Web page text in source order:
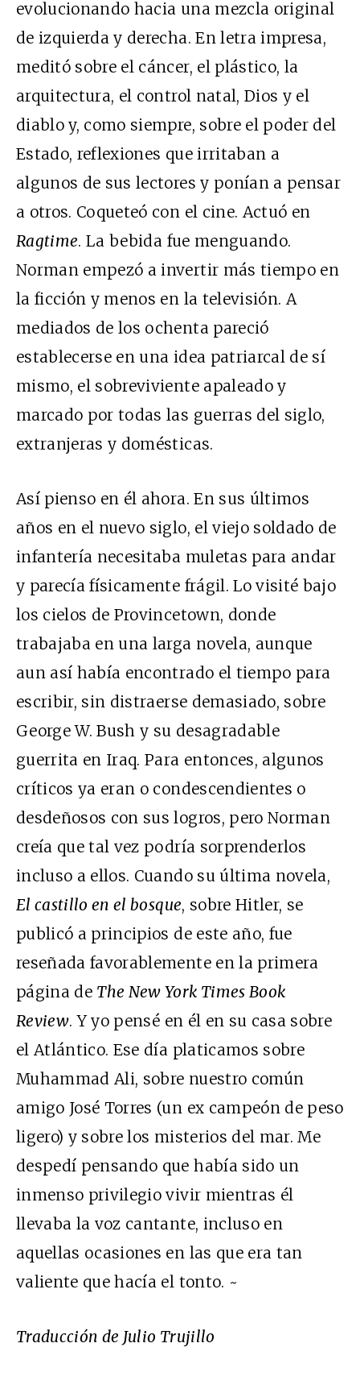
evolucionando hacia una mezcla original
de izquierda y derecha. En letra impresa,
meditó sobre el cáncer, el plástico, la
arquitectura, el control natal, Dios y el
diablo y, como siempre, sobre el poder del
Estado, reflexiones que irritaban a
algunos de sus lectores y ponían a pensar
a otros. Coqueteó con el cine. Actuó en
Ragtime. La bebida fue menguando.
Norman empezó a invertir más tiempo en
la ficción y menos en la televisión. A
mediados de los ochenta pareció
establecerse en una idea patriarcal de sí
mismo, el sobreviviente apaleado y
marcado por todas las guerras del siglo,
extranjeras y domésticas.
Así pienso en él ahora. En sus últimos
años en el nuevo siglo, el viejo soldado de
infantería necesitaba muletas para andar
y parecía físicamente frágil. Lo visité bajo
los cielos de Provincetown, donde
trabajaba en una larga novela, aunque
aun así había encontrado el tiempo para
escribir, sin distraerse demasiado, sobre
George W. Bush y su desagradable
guerrita en Iraq. Para entonces, algunos
críticos ya eran o condescendientes o
desdeñosos con sus logros, pero Norman
creía que tal vez podría sorprenderlos
incluso a ellos. Cuando su última novela,
El castillo en el bosque, sobre Hitler, se
publicó a principios de este año, fue
reseñada favorablemente en la primera
página de The New York Times Book
Review. Y yo pensé en él en su casa sobre
el Atlántico. Ese día platicamos sobre
Muhammad Ali, sobre nuestro común
amigo José Torres (un ex campeón de peso
ligero) y sobre los misterios del mar. Me
despedí pensando que había sido un
inmenso privilegio vivir mientras él
llevaba la voz cantante, incluso en
aquellas ocasiones en las que era tan
valiente que hacía el tonto. ~
Traducción de Julio Trujillo